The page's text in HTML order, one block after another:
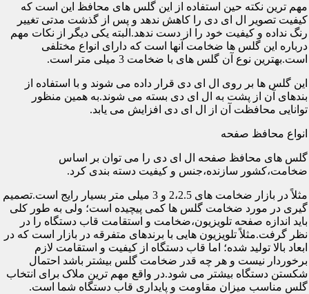
مهم ترین نکته حین استفاده از این گلس های محافظ این است که
کیفیت تصویر ال ای دی را کاهش ندهد و پس از گذشت مدتی تغییر
رنگ نداده و کیفیت خود را از دست ندهد.البته یکی دیگر از نکات مهم
درباره این گلس ها ضخامت آنها است که دارای انواع مختلفی
است.بهترین نوع آن گلس های با ضخامت 3 میلی متر است.
این گلس ها بر روی ال ای دی قرار داده می شوند و با استفاده از
بندهای آن از پشت به ال ای دی بسته می شوند.به همین منظور
توانایی محافظت آن از ال ای دی افزایش می یابد.
انواع محافظ صفحه
گلس های محافظ صفحه ال ای دی را می توان بر اساس
ضخامت،کشور سازنده،جنس و کیفیت دسته بندی کرد.
مثلاً در بازار ضخامت های 2،2.5 و 3 میلی متر بسیار رایج است.تصمیم
گیری در مورد ضخامت گلس ها کمی پیچیده است؛ ولی به طور کلی
باید اندازه صفحه تلویزیون،ضخامت و استقامت قاب دستگاه را در
نظر گرفت.مثلاً تلویزیون هایی با برندهای متفرقه در بازار است که در
ابعاد بالا تولید شده؛ اما قاب دستگاه از کیفیت و استقامت لازم
برخوردار نیست و هر چه قدر ضخامت گلس بیشتر باشد احتمال
شکستن دستگاه بیشتر می شود.در واقع مهم ترین ملاک برای انتخاب
گلس مناسب میزان مقاومت و پایداری قاب دستگاه شما است.